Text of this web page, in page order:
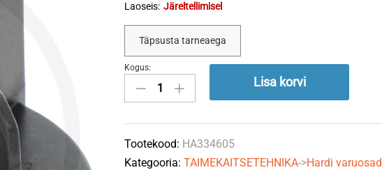
Laoseis: Järeltellimisel
Täpsusta tarneaega
Imifiltri
fiksaator
quantity
Kogus:
Lisa korvi
Tootekood: HA334605
Kategooria:TAIMEKAITSETEHNIKA->Hardi varuosad